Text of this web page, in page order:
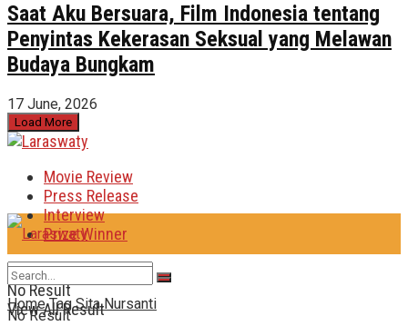
Saat Aku Bersuara, Film Indonesia tentang
Penyintas Kekerasan Seksual yang Melawan
Budaya Bungkam
17 June, 2026
Load More
Movie Review
Press Release
Interview
Prize Winner
No Result
View All Result
No Result
Home Tag Sita Nursanti